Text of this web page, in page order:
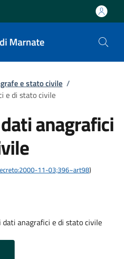
Marnate
e stato civile /
e di stato civile
anagrafici
11-03;396~art98)
anagrafici e di stato civile